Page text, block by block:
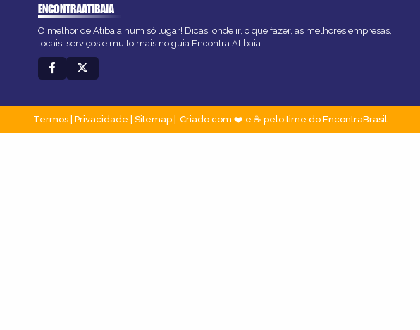
ENCONTRAATIBAIA
O melhor de Atibaia num só lugar! Dicas, onde ir, o que fazer, as melhores empresas,
locais, serviços e muito mais no guia Encontra Atibaia.
Termos Privacidade Sitemap Criado com ❤️ e ☕ pelo time do EncontraBrasil